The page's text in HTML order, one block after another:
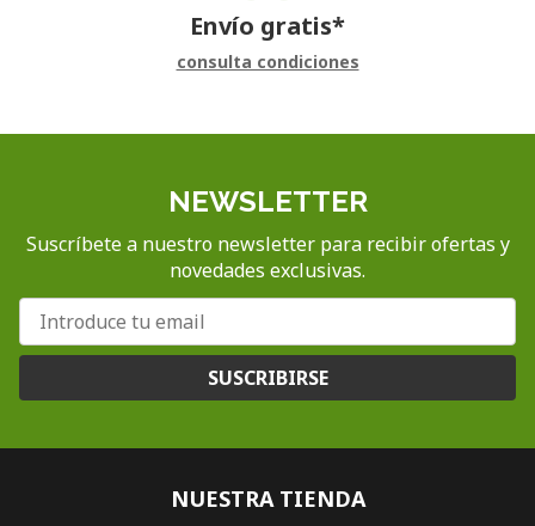
Envío gratis*
consulta condiciones
NEWSLETTER
Suscríbete a nuestro newsletter para recibir ofertas y
novedades exclusivas.
SUSCRIBIRSE
NUESTRA TIENDA